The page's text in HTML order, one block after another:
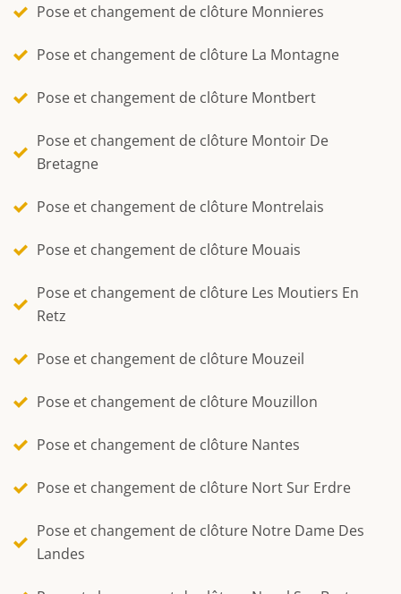
Pose et changement de clôture Monnieres
Pose et changement de clôture La Montagne
Pose et changement de clôture Montbert
Pose et changement de clôture Montoir De
Bretagne
Pose et changement de clôture Montrelais
Pose et changement de clôture Mouais
Pose et changement de clôture Les Moutiers En
Retz
Pose et changement de clôture Mouzeil
Pose et changement de clôture Mouzillon
Pose et changement de clôture Nantes
Pose et changement de clôture Nort Sur Erdre
Pose et changement de clôture Notre Dame Des
Landes